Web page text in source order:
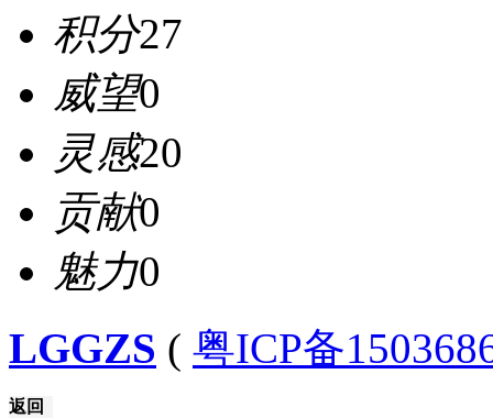
积分27
威望0
灵感20
贡献0
魅力0
LGGZS ( 粤ICP备
返回